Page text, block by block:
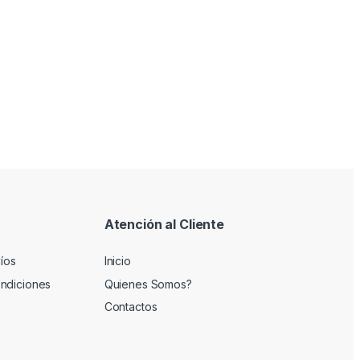
Atención al Cliente
Inicio
Quienes Somos?
Contactos